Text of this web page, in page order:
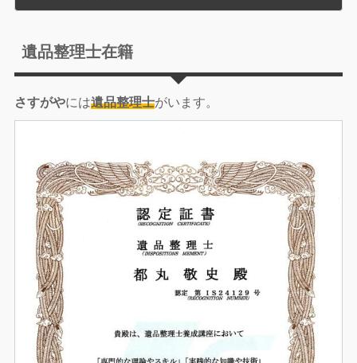
遺品整理士在籍
さすがやには遺品整理士がいます。